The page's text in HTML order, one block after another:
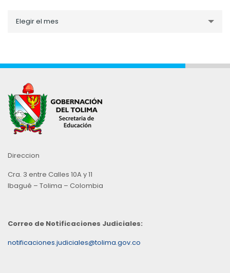
porElegir el mes
Direccion
Cra. 3 entre Calles 10A y 11
Ibagué – Tolima – Colombia
Correo de Notificaciones Judiciales:
notificaciones.judiciales@tolima.gov.co